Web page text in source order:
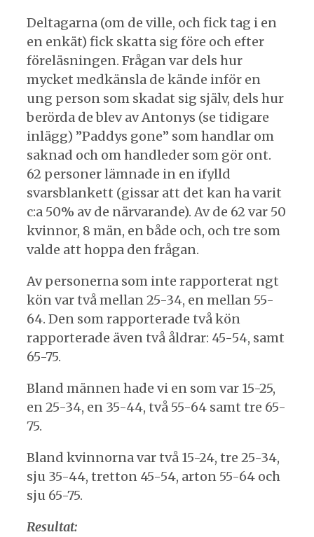
Deltagarna (om de ville, och fick tag i en
en enkät) fick skatta sig före och efter
föreläsningen. Frågan var dels hur
mycket medkänsla de kände inför en
ung person som skadat sig själv, dels hur
berörda de blev av Antonys (se tidigare
inlägg) ”Paddys gone” som handlar om
saknad och om handleder som gör ont.
62 personer lämnade in en ifylld
svarsblankett (gissar att det kan ha varit
c:a 50% av de närvarande). Av de 62 var 50
kvinnor, 8 män, en både och, och tre som
valde att hoppa den frågan.
Av personerna som inte rapporterat ngt
kön var två mellan 25-34, en mellan 55-
64. Den som rapporterade två kön
rapporterade även två åldrar: 45-54, samt
65-75.
Bland männen hade vi en som var 15-25,
en 25-34, en 35-44, två 55-64 samt tre 65-
75.
Bland kvinnorna var två 15-24, tre 25-34,
sju 35-44, tretton 45-54, arton 55-64 och
sju 65-75.
Resultat: